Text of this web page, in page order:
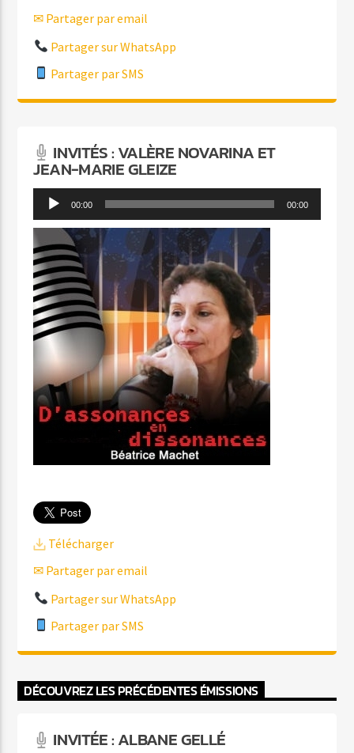
✉ Partager par email
Partager sur WhatsApp
Partager par SMS
INVITÉS : VALÈRE NOVARINA ET
JEAN-MARIE GLEIZE
Lecteur 00:00 00:00
Télécharger
✉ Partager par email
Partager sur WhatsApp
Partager par SMS
DÉCOUVREZ LES PRÉCÉDENTES ÉMISSIONS
INVITÉE : ALBANE GELLÉ